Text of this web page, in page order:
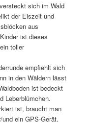
sich im Wald
der Eiszeit und
aus
ist dieses
toller
empfiehlt sich
in den Wäldern lässt
ist bedeckt
Leberblümchen.
ist, braucht man
ein GPS-Gerät.